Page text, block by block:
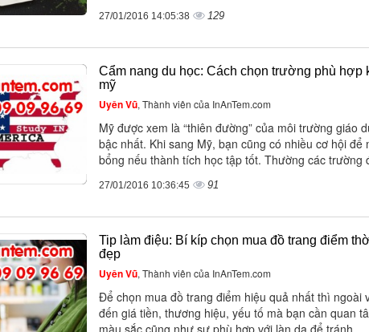
27/01/2016 14:05:38 129
Cẩm nang du học: Cách chọn trường phù hợp
mỹ
Uyên Vũ, Thành viên của InAnTem.com
Mỹ được xem là “thiên đường” của môi trường giáo
bậc nhất. Khi sang Mỹ, bạn cũng có nhiều cơ hội để
bổng nếu thành tích học tập tốt. Thường các trường
27/01/2016 10:36:45 91
Tip làm điệu: Bí kíp chọn mua đồ trang điểm
đẹp
Uyên Vũ, Thành viên của InAnTem.com
Để chọn mua đồ trang điểm hiệu quả nhất thì ngoài
đến giá tiền, thương hiệu, yếu tố mà bạn cần quan
màu sắc cũng như sự phù hợp với làn da để tránh...